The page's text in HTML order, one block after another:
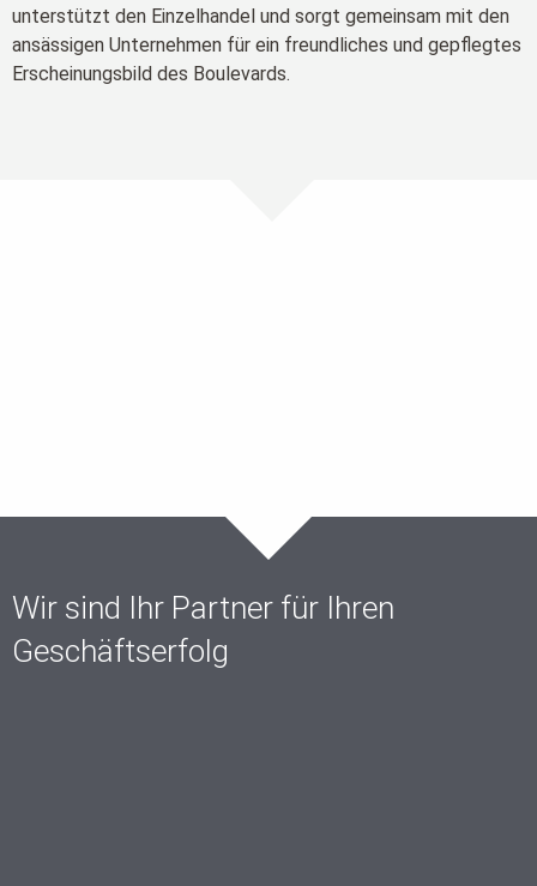
unterstützt den Einzelhandel und sorgt gemeinsam mit den
ansässigen Unternehmen für ein freundliches und gepflegtes
Erscheinungsbild des Boulevards.
Wir sind Ihr Partner für Ihren
Geschäftserfolg